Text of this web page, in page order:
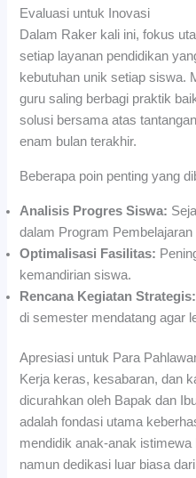
Evaluasi untuk Inovasi
Dalam Raker kali ini, fokus
setiap layanan pendidikan
kebutuhan unik setiap siswa.
guru saling berbagi praktik
solusi bersama atas
enam bulan terakhir.
Beberapa poin penting yang
Analisis Progres Siswa:
dalam Program Pembelajaran
Optimalisasi Fasilitas:
kemandirian siswa.
Rencana Kegiatan Strategis:
di semester mendatang agar
Apresiasi untuk Para
Kerja keras, kesabaran, dan
dicurahkan oleh Bapak dan
adalah fondasi utama
mendidik anak-anak
namun dedikasi luar biasa